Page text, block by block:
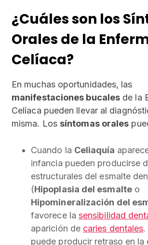
¿Cuáles son los
Orales de la
Celíaca?
En muchas oportunidades, las
manifestaciones bucales de la
Celíaca pueden llevar al
misma. Los síntomas orales
Cuando la Celiaquía
infancia pueden producirse
estructurales del esmalte
(Hipoplasia del esmalteo
Hipomineralización del
favorece la sensibilidad
aparición de caries dentales.
puede producir retraso en la